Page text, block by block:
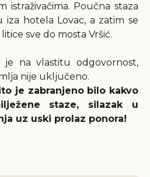
istraživačima. Poučna staza
iza hotela Lovac, a zatim se
sve do mosta Vršić.
na vlastitu odgovornost,
nije uključeno.
je zabranjeno bilo kakvo
staze, silazak u
uz uski prolaz ponora!